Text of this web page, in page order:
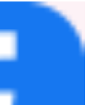
Capital, Access
and others.